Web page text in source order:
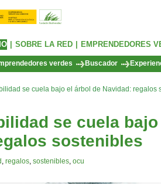
SOBRE LA RED EMPRENDEDORES
verdes Buscador
se cuela bajo el árbol de Navidad: regalos
se cuela
sostenibles
, regalos, sostenibles, ocu